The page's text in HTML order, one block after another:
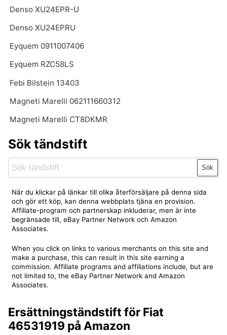
Denso XU24EPR-U
Denso XU24EPRU
Eyquem 0911007406
Eyquem RZC58LS
Febi Bilstein 13403
Magneti Marelli 062111660312
Magneti Marelli CT8DKMR
Sök tändstift
Sök
När du klickar på länkar till olika återförsäljare på denna sida
och gör ett köp, kan denna webbplats tjäna en provision.
Affiliate-program och partnerskap inkluderar, men är inte
begränsade till, eBay Partner Network och Amazon
Associates.
When you click on links to various merchants on this site and
make a purchase, this can result in this site earning a
commission. Affiliate programs and affiliations include, but are
not limited to, the eBay Partner Network and Amazon
Associates.
Ersättningständstift för Fiat
46531919 på Amazon